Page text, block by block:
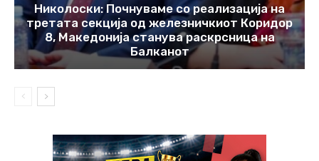
Николоски: Почнуваме со реализација на
третата секција од железничкиот Коридор
8, Македонија станува раскрсница на
Балканот